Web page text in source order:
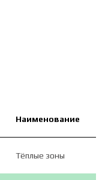
Наименование
Тёплые зоны